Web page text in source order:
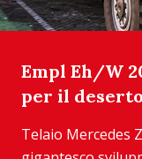
Empl Eh/W
per il deserto
Telaio Mercedes